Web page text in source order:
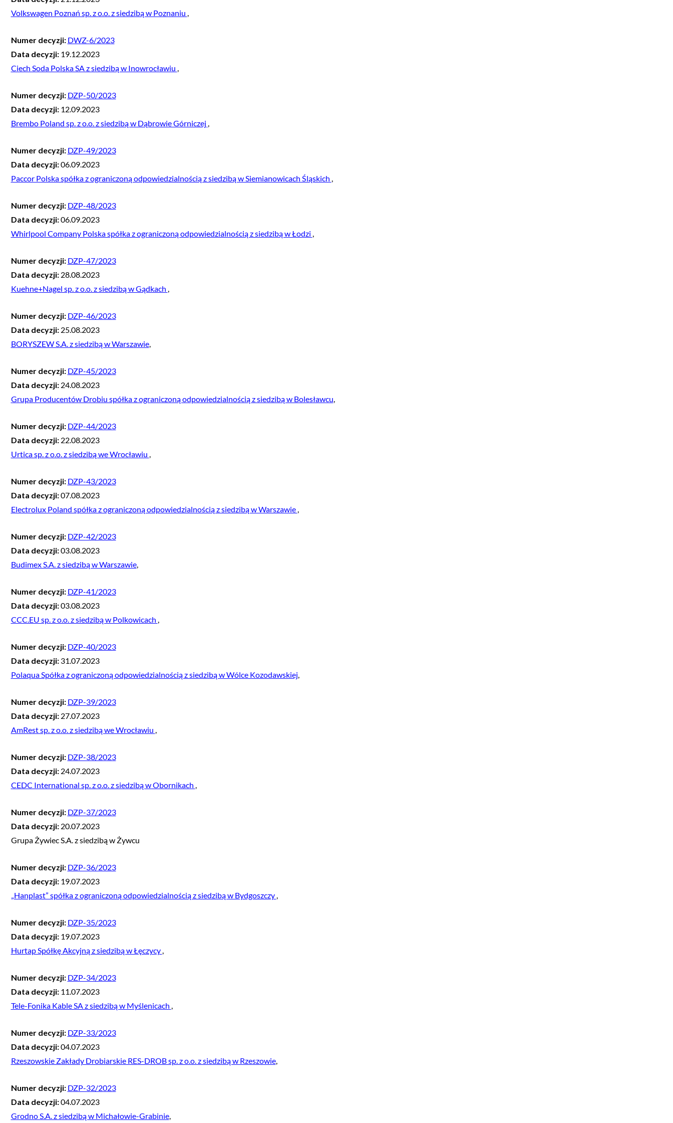
Volkswagen Poznań sp. z o.o. z siedzibą w Poznaniu ,
Numer decyzji: DWZ-6/2023
Data decyzji: 19.12.2023
Ciech Soda Polska SA z siedzibą w Inowrocławiu ,
Numer decyzji: DZP-50/2023
Data decyzji: 12.09.2023
Brembo Poland sp. z o.o. z siedzibą w Dąbrowie Górniczej ,
Numer decyzji: DZP-49/2023
Data decyzji:06.09.2023
Paccor Polska spółka z ograniczoną odpowiedzialnością z siedzibą w Siemianowicach Śląskich ,
Numer decyzji: DZP-48/2023
Data decyzji:06.09.2023
Whirlpool Company Polska spółka z ograniczoną odpowiedzialnością z siedzibą w Łodzi ,
Numer decyzji: DZP-47/2023
Data decyzji: 28.08.2023
Kuehne+Nagel sp. z o.o. z siedzibą w Gądkach ,
Numer decyzji: DZP-46/2023
Data decyzji: 25.08.2023
BORYSZEW S.A. z siedzibą w Warszawie,
Numer decyzji: DZP-45/2023
Data decyzji: 24.08.2023
Grupa Producentów Drobiu spółka z ograniczoną odpowiedzialnością z siedzibą w Bolesławcu,
Numer decyzji: DZP-44/2023
Data decyzji: 22.08.2023
Urtica sp. z o.o. z siedzibą we Wrocławiu ,
Numer decyzji: DZP-43/2023
Data decyzji:07.08.2023
Electrolux Poland spółka z ograniczoną odpowiedzialnością z siedzibą w Warszawie ,
Numer decyzji: DZP-42/2023
Data decyzji:03.08.2023
Budimex S.A. z siedzibą w Warszawie,
Numer decyzji: DZP-41/2023
Data decyzji:03.08.2023
CCC.EU sp. z o.o. z siedzibą w Polkowicach ,
Numer decyzji: DZP-40/2023
Data decyzji: 31.07.2023
Polaqua Spółka z ograniczoną odpowiedzialnością z siedzibą w Wólce Kozodawskiej,
Numer decyzji: DZP-39/2023
Data decyzji: 27.07.2023
AmRest sp. z o.o. z siedzibą we Wrocławiu ,
Numer decyzji: DZP-38/2023
Data decyzji: 24.07.2023
CEDC International sp. z o.o. z siedzibą w Obornikach ,
Numer decyzji: DZP-37/2023
Data decyzji: 20.07.2023
Grupa Żywiec S.A. z siedzibą w Żywcu
Numer decyzji: DZP-36/2023
Data decyzji: 19.07.2023
„Hanplast” spółka z ograniczoną odpowiedzialnością z siedzibą w Bydgoszczy ,
Numer decyzji: DZP-35/2023
Data decyzji: 19.07.2023
Hurtap Spółkę Akcyjną z siedzibą w Łęczycy ,
Numer decyzji: DZP-34/2023
Data decyzji: 11.07.2023
Tele-Fonika Kable SA z siedzibą w Myślenicach ,
Numer decyzji: DZP-33/2023
Data decyzji:04.07.2023
Rzeszowskie Zakłady Drobiarskie RES-DROB sp. z o.o. z siedzibą w Rzeszowie,
Numer decyzji: DZP-32/2023
Data decyzji:04.07.2023
Grodno S.A. z siedzibą w Michałowie-Grabinie,